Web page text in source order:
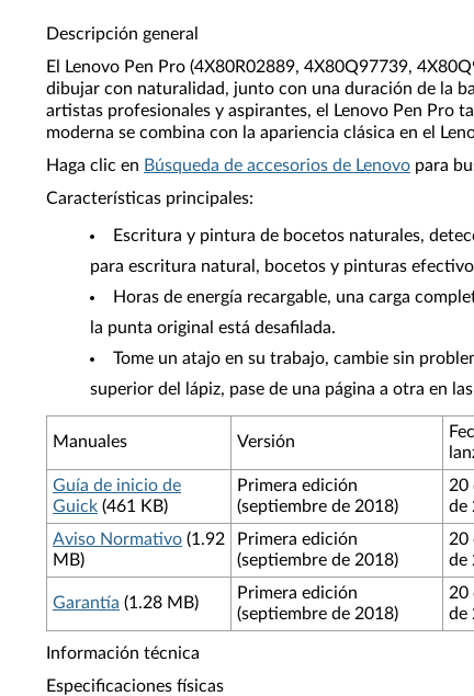
Descripción general
El Lenovo Pen Pro (4X80R02889, 4X80Q97739,
dibujar con naturalidad, junto con una duración de la
artistas profesionales y aspirantes, el Lenovo Pen Pro
moderna se combina con la apariencia clásica en el
Haga clic en Búsqueda de accesorios de Lenovo para
Características principales:
Escritura y pintura de bocetos naturales,
para escritura natural, bocetos y pinturas
Horas de energía recargable, una carga
la punta original está desafilada.
Tome un atajo en su trabajo, cambie sin
superior del lápiz, pase de una página a otra en
Manuales Versión
Guía de inicio de
Guick (461 KB)
Primera edición
(septiembre de 2018)
20
de
Aviso Normativo (1.92
MB)
Primera edición
(septiembre de 2018)
20
de
Garantía (1.28 MB)
Primera edición
(septiembre de 2018)
20
de
Información técnica
Especificaciones físicas